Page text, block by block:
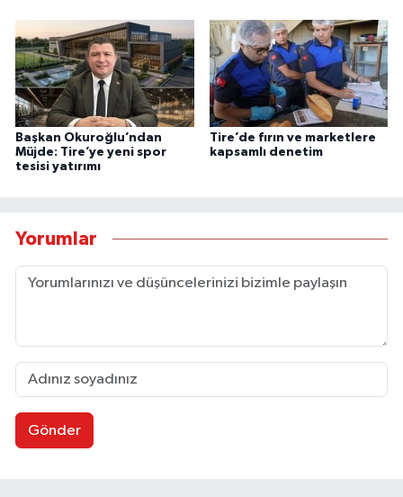
Başkan Okuroğlu’ndan
Müjde: Tire’ye yeni spor
tesisi yatırımı
Tire’de fırın ve marketlere
kapsamlı denetim
Yorumlar
Gönder